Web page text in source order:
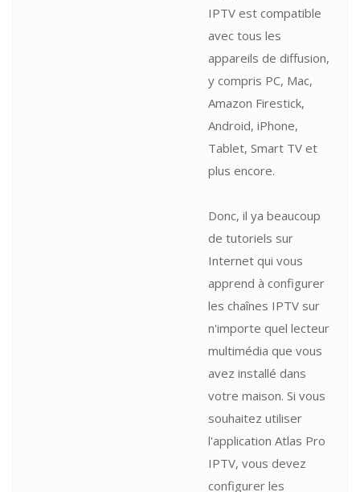
IPTV est compatible
avec tous les
appareils de diffusion,
y compris PC, Mac,
Amazon Firestick,
Android, iPhone,
Tablet, Smart TV et
plus encore.
Donc, il ya beaucoup
de tutoriels sur
Internet qui vous
apprend à configurer
les chaînes IPTV sur
n'importe quel lecteur
multimédia que vous
avez installé dans
votre maison. Si vous
souhaitez utiliser
l'application Atlas Pro
IPTV, vous devez
configurer les